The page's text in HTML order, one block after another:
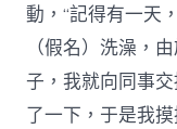
動，“記得有一天
（假名）洗澡，
子，我就向同事
了一下，于是我